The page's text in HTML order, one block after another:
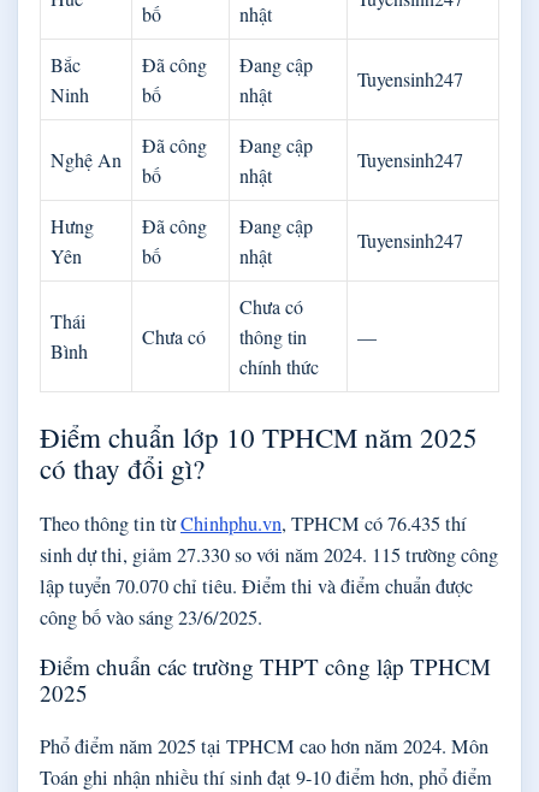
bố
nhật
Bắc
Ninh
Đã công
bố
Đang cập
nhật
Tuyensinh247
Nghệ An
Đã công
bố
Đang cập
nhật
Tuyensinh247
Hưng
Yên
Đã công
bố
Đang cập
nhật
Tuyensinh247
Thái
Bình
Chưa có
Chưa có
thông tin
chính thức
—
Điểm chuẩn lớp 10 TPHCM năm 2025
có thay đổi gì?
Theo thông tin từChinhphu.vn, TPHCM có 76.435 thí
sinh dự thi, giảm 27.330 so với năm 2024. 115 trường công
lập tuyển 70.070 chỉ tiêu. Điểm thi và điểm chuẩn được
công bố vào sáng 23/6/2025.
Điểm chuẩn các trường THPT công lập TPHCM
2025
Phổ điểm năm 2025 tại TPHCM cao hơn năm 2024. Môn
Toán ghi nhận nhiều thí sinh đạt 9-10 điểm hơn, phổ điểm